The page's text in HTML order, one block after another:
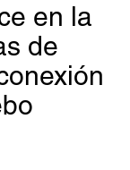
en la
de